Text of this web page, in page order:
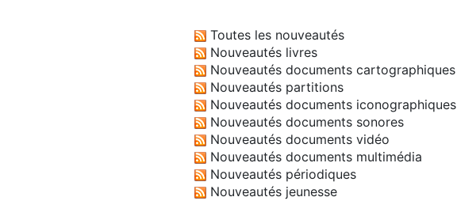
Toutes les nouveautés
Nouveautés livres
Nouveautés documents cartographiques
Nouveautés partitions
Nouveautés documents iconographiques
Nouveautés documents sonores
Nouveautés documents vidéo
Nouveautés documents multimédia
Nouveautés périodiques
Nouveautés jeunesse